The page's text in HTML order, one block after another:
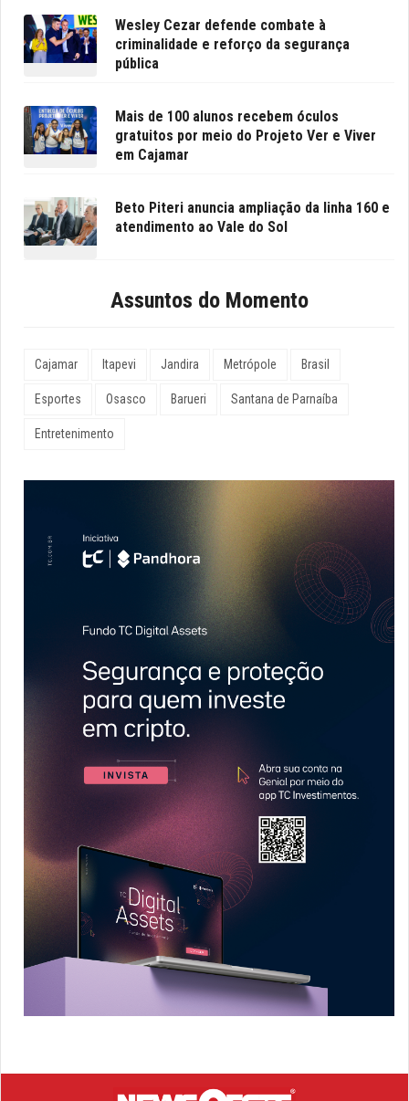
Wesley Cezar defende combate à
criminalidade e reforço da segurança
pública
Mais de 100 alunos recebem óculos
gratuitos por meio do Projeto Ver e Viver
em Cajamar
Beto Piteri anuncia ampliação da linha 160 e
atendimento ao Vale do Sol
Assuntos do Momento
Cajamar Itapevi Jandira Metrópole Brasil
Esportes Osasco Barueri Santana de Parnaíba
Entretenimento